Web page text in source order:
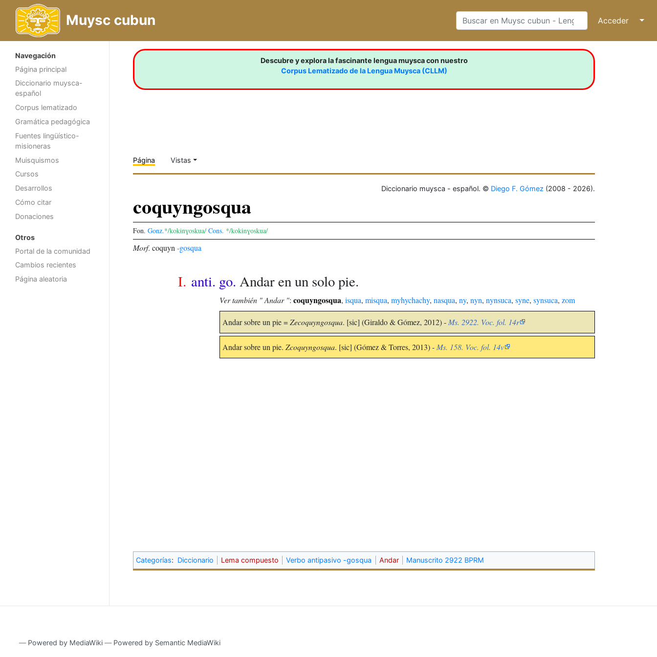
Muysc cubun Acceder ↓
Navegación
Página principal
Diccionario muysca-
español
Corpus lematizado
Gramática pedagógica
Fuentes lingüístico-
misioneras
Muisquismos
Cursos
Desarrollos
Cómo citar
Donaciones
Otros
Portal de la comunidad
Cambios recientes
Página aleatoria
Descubre y explora la fascinante lengua muysca con nuestro
Corpus Lematizado de la Lengua Muysca (CLLM)
Página Vistas
Diccionario muysca - español. © Diego F. Gómez (2008 - 2026).
coquyngosqua
Fon. Gonz.*/kokɨnɣoskua/ Cons. */kokɨnɣoskua/
Morf. coquyn -gosqua
I. anti. go. Andar en un solo pie.
Ver también " Andar ":coquyngosqua,isqua,misqua,myhychachy,nasqua,ny,nyn,nynsuca,syne,synsuca,zom
Andar sobre un pie =Zecoquyngosqua. [sic] (Giraldo & Gómez, 2012) - Ms. 2922. Voc. fol. 14r
Andar sobre un pie.Zcoquyngosqua. [sic] (Gómez & Torres, 2013) - Ms. 158. Voc. fol. 14v
Categorías: Diccionario Lema compuesto Verbo antipasivo -gosqua Andar Manuscrito 2922 BPRM
― Powered by MediaWiki ― Powered by Semantic MediaWiki